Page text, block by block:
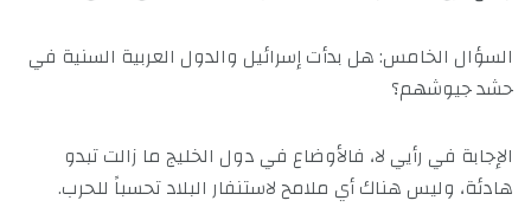
السؤال الخامس: هل بدأت إسرائيل والدول العربية السنية في
حشد جيوشهم؟
الإجابة في رأيي لا، فالأوضاع في دول الخليج ما زالت تبدو
هادئة، وليس هناك أي ملامح لاستنفار البلاد تحسباً للحرب.